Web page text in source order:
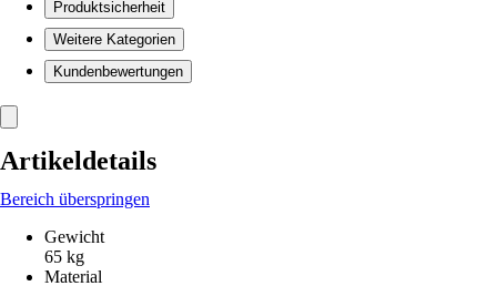
Produktsicherheit
Weitere Kategorien
Kundenbewertungen
Artikeldetails
Bereich überspringen
Gewicht
65 kg
Material